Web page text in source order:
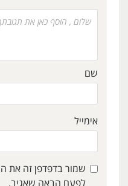
שם
אימייל
שמור בדפדפן זה את
לפעם הבאה שאגיב.